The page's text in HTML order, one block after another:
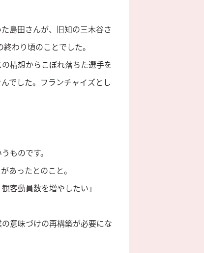
島田さんが、旧知の三木谷さ
わり頃のことでした。
構想からこぼれ落ちた選手を
でした。フランチャイズとし
ものです。
あったとのこと。
客動員数を増やしたい」
意味づけの再構築が必要にな